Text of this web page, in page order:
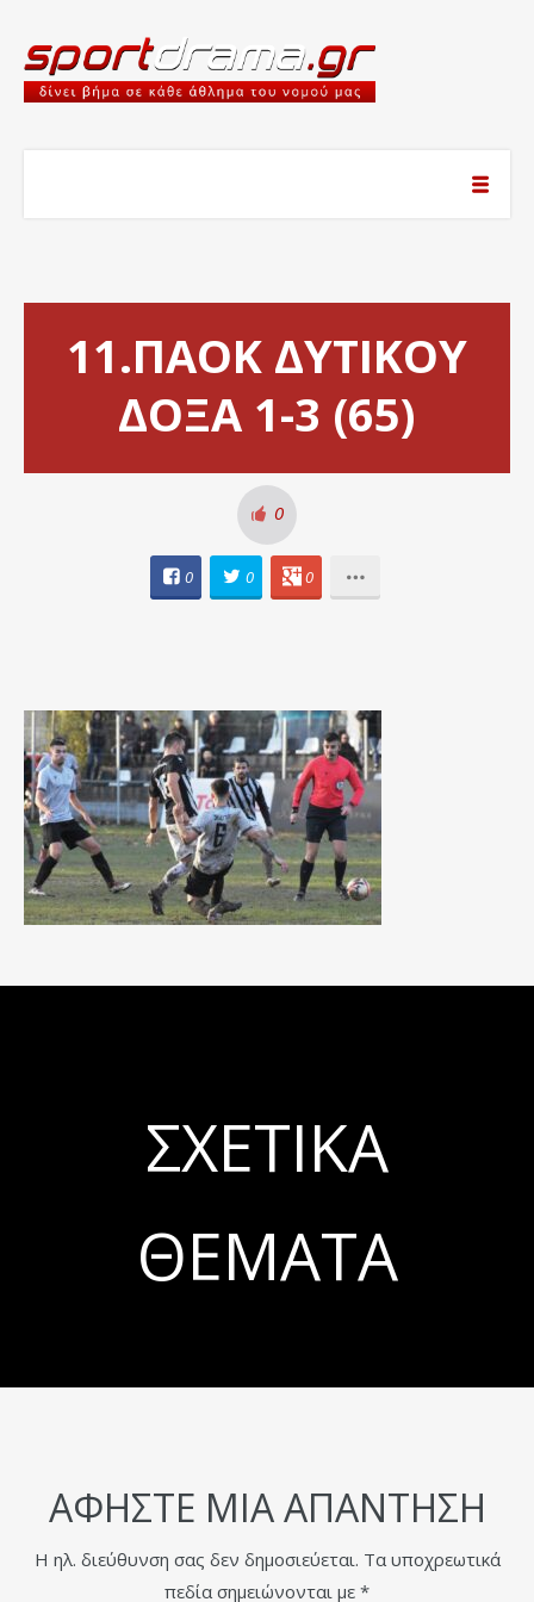
11.ΠΑΟΚ ΔΥΤΙΚΟΥ
ΔΟΞΑ 1-3 (65)
0
0 0 0
ΣΧΕΤΙΚΆ
ΘΈΜΑΤΑ
ΑΦΉΣΤΕ ΜΙΑ ΑΠΆΝΤΗΣΗ
Η ηλ. διεύθυνση σας δεν δημοσιεύεται. Τα υποχρεωτικά
πεδία σημειώνονται με *